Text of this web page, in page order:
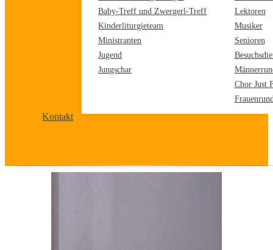
Baby-Treff und Zwergerl-Treff
Kinderliturgieteam
Ministranten
Jugend
Jungschar
Lektoren
Musiker
Senioren
Chor Just
Kontakt